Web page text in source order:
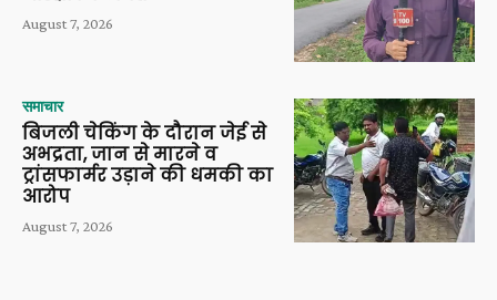
August 7, 2026
समाचार
बिजली चेकिंग के दौरान जेई से
अभद्रता, जान से मारने व
ट्रांसफार्मर उड़ाने की धमकी का
आरोप
August 7, 2026